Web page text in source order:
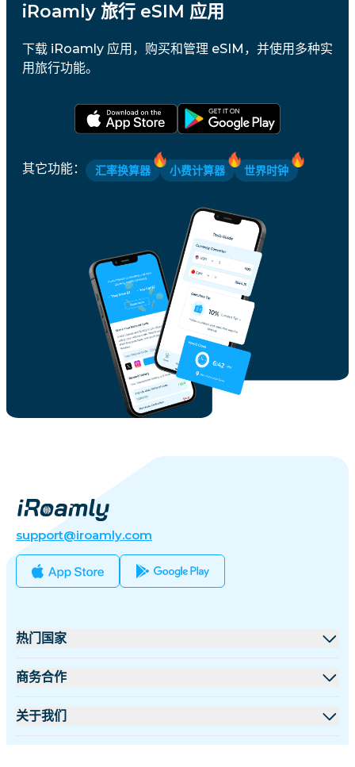
iRoamly 旅行 eSIM 应用
下载 iRoamly 应用，购买和管理 eSIM，并使用多种实
用旅行功能。
其它功能： 汇率换算器 小费计算器 世界时钟
support@iroamly.com
热门国家
美国
商务合作
批发平台
关于我们
关于 iRoamly